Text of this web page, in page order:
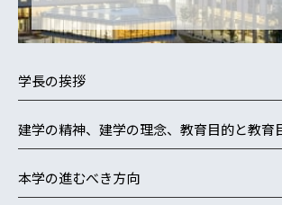
学長の挨拶
建学の精神、建学の理念、教育目的と教育
本学の進むべき方向